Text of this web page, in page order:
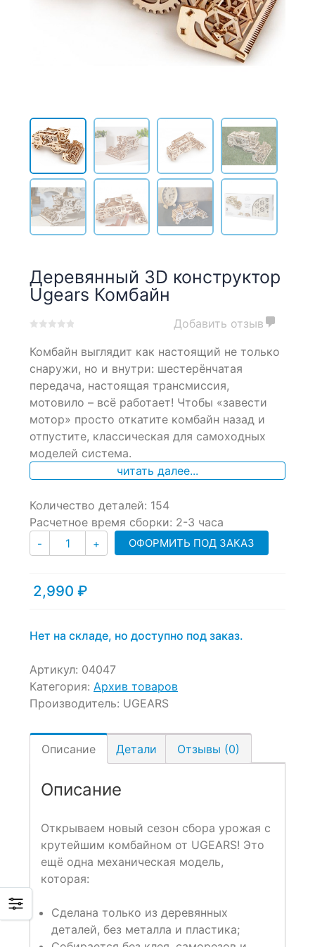
Деревянный 3D конструктор
Ugears Комбайн
out
based
on
customer
ratings
Добавить отзыв
Комбайн выглядит как настоящий не только
снаружи, но и внутри: шестерёнчатая
передача, настоящая трансмиссия,
мотовило – всё работает! Чтобы «завести
мотор» просто откатите комбайн назад и
отпустите, классическая для самоходных
моделей система.
читать далее...
Количество деталей: 154
Расчетное время сборки: 2-3 часа
- Количество
+ ОФОРМИТЬ ПОД ЗАКАЗ
2,990 ₽
Нет на складе, но доступно под заказ.
Артикул: 04047
Категория: Архив товаров
Производитель: UGEARS
Описание Детали Отзывы (0)
Описание
Открываем новый сезон сбора урожая с
крутейшим комбайном от UGEARS! Это
ещё одна механическая модель,
которая:
Сделана только из деревянных
деталей, без металла и пластика;